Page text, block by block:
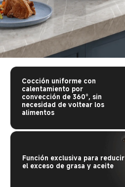
Cocción uniforme con
calentamiento por
convección de 360°, sin
necesidad de voltear los
alimentos
Función exclusiva para reducir
el exceso de grasa y aceite